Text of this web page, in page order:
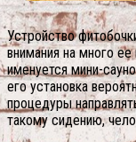
Устройство
внимания на много
именуется мини-
его установка
процедуры
такому сидению,